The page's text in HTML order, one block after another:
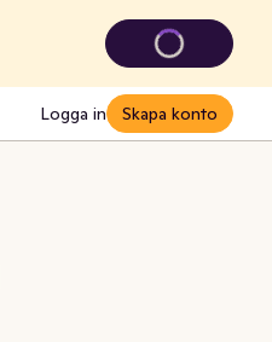
Logga in Skapa konto